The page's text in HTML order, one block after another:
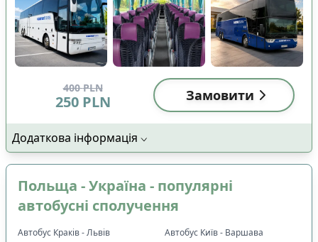
400 PLN
250 PLN Замовити
Додаткова інформація
Польща - Україна - популярні
автобусні сполучення
Автобус Краків - Львів
Автобус Київ - Варшава